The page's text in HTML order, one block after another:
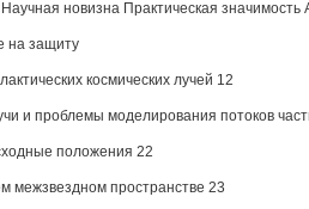
новизна Практическая
на защиту
космических лучей 12
и проблемы моделирования потоков
положения 22
межзвездном пространстве 23